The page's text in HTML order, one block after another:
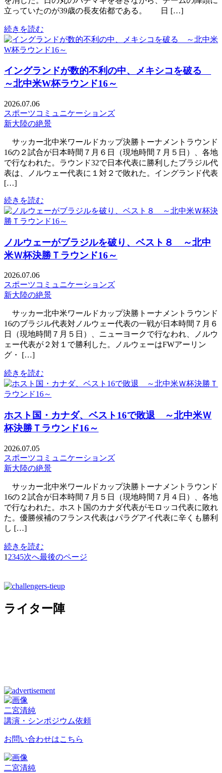
立っていたのが39歳の長友佑都である。 日 […]
続きを読む
イングランドが数的不利の中、メキシコを破る
～北中米W杯ラウンド16～
2026.07.06
スポーツコミュニケーションズ
新大陸の絶景
サッカー北中米ワールドカップ決勝トーナメントラウンド
16の２試合が日本時間７月６日（現地時間７月５日）、各地
で行なわれた。ラウンド32で日本代表に勝利したブラジル代
表は、ノルウェー代表に１対２で敗れた。イングランド代表
[…]
続きを読む
ノルウェーがブラジルを破り、ベスト８ ～北中
米Ｗ杯決勝Ｔラウンド16～
2026.07.06
スポーツコミュニケーションズ
新大陸の絶景
サッカー北中米ワールドカップ決勝トーナメントラウンド
16のブラジル代表対ノルウェー代表の一戦が日本時間７月６
日（現地時間７月５日）、ニューヨークで行なわれ、ノルウ
ェー代表が２対１で勝利した。ノルウェーはFWアーリン
グ・ […]
続きを読む
ホスト国・カナダ、ベスト16で敗退 ～北中米Ｗ
杯決勝Ｔラウンド16～
2026.07.05
スポーツコミュニケーションズ
新大陸の絶景
サッカー北中米ワールドカップ決勝トーナメントラウンド
16の２試合が日本時間７月５日（現地時間７月４日）、各地
で行なわれた。ホスト国のカナダ代表がモロッコ代表に敗れ
た。優勝候補のフランス代表はパラグアイ代表に辛くも勝利
し […]
続きを読む
1 2345次へ最後のページ
ライター陣
二宮清純
講演・シンポジウム依頼
お問い合わせはこちら
二宮清純